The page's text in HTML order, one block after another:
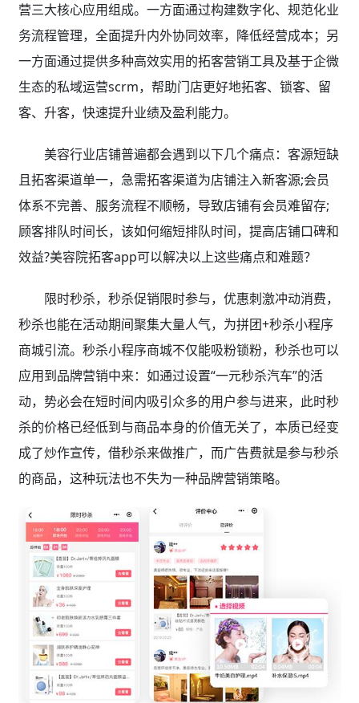
营三大核心应用组成。一方面通过构建数字化、规范化业
务流程管理，全面提升内外协同效率，降低经营成本；另
一方面通过提供多种高效实用的拓客营销工具及基于企微
生态的私域运营scrm，帮助门店更好地拓客、锁客、留
客、升客，快速提升业绩及盈利能力。
美容行业店铺普遍都会遇到以下几个痛点：客源短缺
且拓客渠道单一，急需拓客渠道为店铺注入新客源;会员
体系不完善、服务流程不顺畅，导致店铺有会员难留存;
顾客排队时间长，该如何缩短排队时间，提高店铺口碑和
效益?美容院拓客app可以解决以上这些痛点和难题？
限时秒杀，秒杀促销限时参与，优惠刺激冲动消费，
秒杀也能在活动期间聚集大量人气，为拼团+秒杀小程序
商城引流。秒杀小程序商城不仅能吸粉锁粉，秒杀也可以
应用到品牌营销中来：如通过设置“一元秒杀汽车”的活
动，势必会在短时间内吸引众多的用户参与进来，此时秒
杀的价格已经低到与商品本身的价值无关了，本质已经变
成了炒作宣传，借秒杀来做推广，而广告费就是参与秒杀
的商品，这种玩法也不失为一种品牌营销策略。